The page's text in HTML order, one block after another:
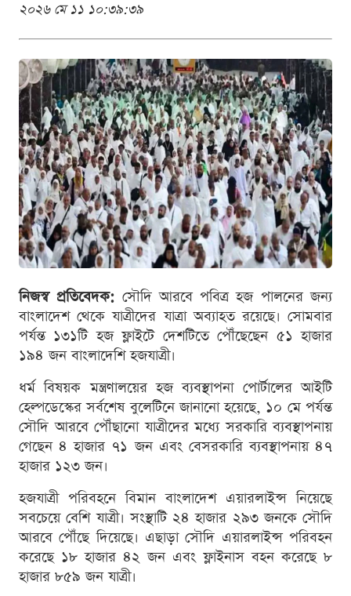
২০২৬ মে ১১ ১০:৩৯:৩৯
নিজস্ব প্রতিবেদক: সৌদি আরবে পবিত্র হজ পালনের জন্য
বাংলাদেশ থেকে যাত্রীদের যাত্রা অব্যাহত রয়েছে। সোমবার
পর্যন্ত ১৩১টি হজ ফ্লাইটে দেশটিতে পৌঁছেছেন ৫১ হাজার
১৯৪ জন বাংলাদেশি হজযাত্রী।
ধর্ম বিষয়ক মন্ত্রণালয়ের হজ ব্যবস্থাপনা পোর্টালের আইটি
হেল্পডেস্কের সর্বশেষ বুলেটিনে জানানো হয়েছে, ১০ মে পর্যন্ত
সৌদি আরবে পৌঁছানো যাত্রীদের মধ্যে সরকারি ব্যবস্থাপনায়
গেছেন ৪ হাজার ৭১ জন এবং বেসরকারি ব্যবস্থাপনায় ৪৭
হাজার ১২৩ জন।
হজযাত্রী পরিবহনে বিমান বাংলাদেশ এয়ারলাইন্স নিয়েছে
সবচেয়ে বেশি যাত্রী। সংস্থাটি ২৪ হাজার ২৯৩ জনকে সৌদি
আরবে পৌঁছে দিয়েছে। এছাড়া সৌদি এয়ারলাইন্স পরিবহন
করেছে ১৮ হাজার ৪২ জন এবং ফ্লাইনাস বহন করেছে ৮
হাজার ৮৫৯ জন যাত্রী।